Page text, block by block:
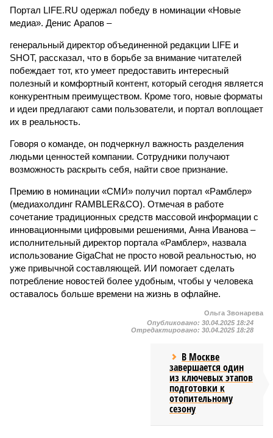
Портал LIFE.RU одержал победу в номинации «Новые
медиа». Денис Арапов –
генеральный директор объединенной редакции LIFE и
SHOT, рассказал, что в борьбе за внимание читателей
побеждает тот, кто умеет предоставить интересный
полезный и комфортный контент, который сегодня является
конкурентным преимуществом. Кроме того, новые форматы
и идеи предлагают сами пользователи, и портал воплощает
их в реальность.
Говоря о команде, он подчеркнул важность разделения
людьми ценностей компании. Сотрудники получают
возможность раскрыть себя, найти свое признание.
Премию в номинации «СМИ» получил портал «Рамблер»
(медиахолдинг RAMBLER&CO). Отмечая в работе
сочетание традиционных средств массовой информации с
инновационными цифровыми решениями, Анна Иванова –
исполнительный директор портала «Рамблер», назвала
использование GigaChat не просто новой реальностью, но
уже привычной составляющей. ИИ помогает сделать
потребление новостей более удобным, чтобы у человека
оставалось больше времени на жизнь в офлайне.
Ольга Звонарева
Опубликовано: 30.04.2025 18:24
Отредактировано: 30.04.2025 18:28
В Москве
завершается один
из ключевых этапов
подготовки к
отопительному
сезону